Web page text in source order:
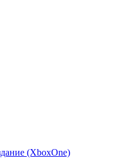
(XboxOne)